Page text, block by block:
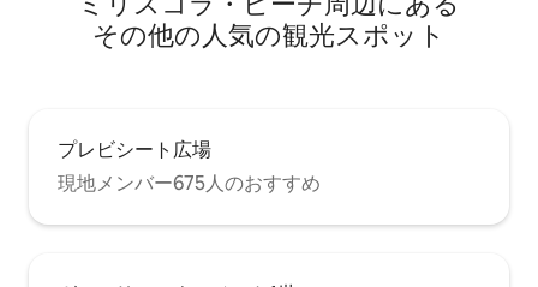
庫付き冷蔵庫、6人用のダイニングテーブ
ル、カトラリー、鍋、グラスなど、必要
な調理器具がすべて揃った大きな食器棚
眺望が楽しめるキッチン、洗濯用品と清
掃用品が入ったキャビネットもありま
す。 リビングルームの隣にはさらに2つの
ベッドルームがあり、それぞれに新しく
快適なダブルベッドが備わっており、カ
そ⁠の⁠他⁠の人⁠気⁠の観⁠光⁠ス⁠ポ⁠ッ⁠ト
プレビシート広場
現地メンバー675人のおすすめ